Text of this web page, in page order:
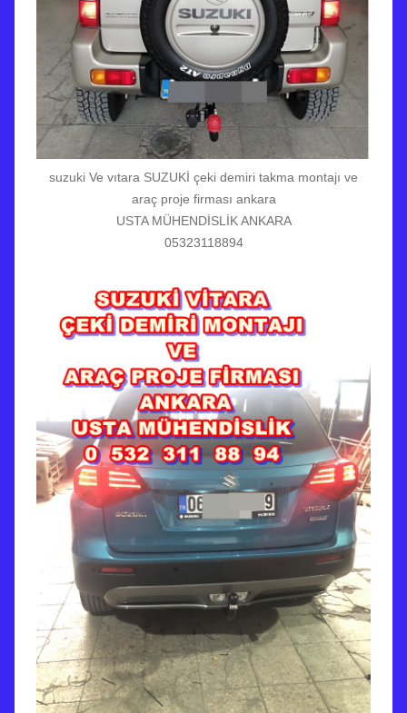
suzuki Ve vıtara SUZUKİ çeki demiri takma montajı ve
araç proje firması ankara
USTA MÜHENDİSLİK ANKARA
05323118894